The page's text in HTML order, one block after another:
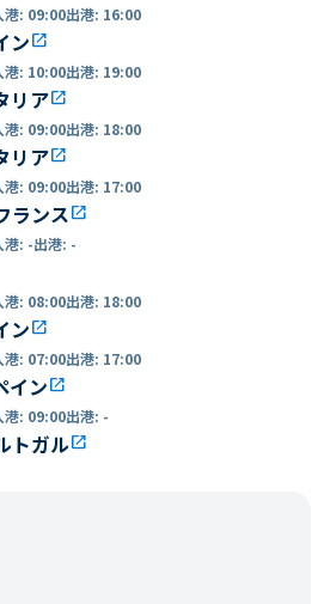
港: 09:00出港: 16:00
ンopen_in_new
港: 10:00出港: 19:00
リアopen_in_new
港: 09:00出港: 18:00
リアopen_in_new
港: 09:00出港: 17:00
ランスopen_in_new
港: -出港: -
港: 08:00出港: 18:00
ンopen_in_new
港: 07:00出港: 17:00
インopen_in_new
港: 09:00出港: -
トガルopen_in_new